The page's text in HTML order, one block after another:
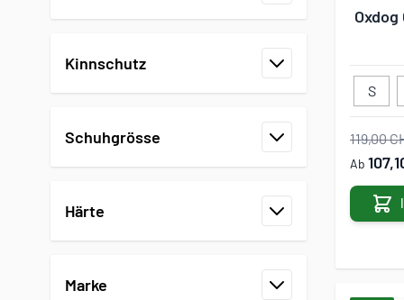
Kinnschutz
Schuhgrösse
Härte
Marke
S
119,00
Ab